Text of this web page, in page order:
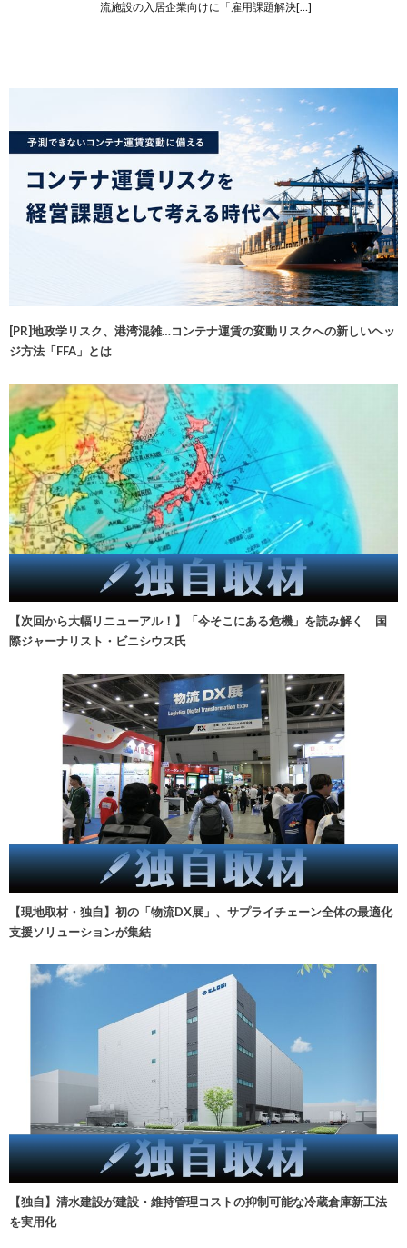
流施設の入居企業向けに「雇用課題解決[…]
[PR]地政学リスク、港湾混雑…コンテナ運賃の変動リスクへの新しいヘッ
ジ方法「FFA」とは
【次回から大幅リニューアル！】「今そこにある危機」を読み解く 国
際ジャーナリスト・ビニシウス氏
【現地取材・独自】初の「物流DX展」、サプライチェーン全体の最適化
支援ソリューションが集結
【独自】清水建設が建設・維持管理コストの抑制可能な冷蔵倉庫新工法
を実用化